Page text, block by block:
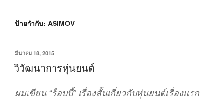
ป้ายกำกับ: ASIMOV
เขียน
วัน
ที่
มีนาคม 18, 2015
วิวัฒนาการหุ่นยนต์
ผมเขียน “ร็อบบี้”เรื่องสั้นเกี่ยวกับหุ่นยนต์เรื่องแรก